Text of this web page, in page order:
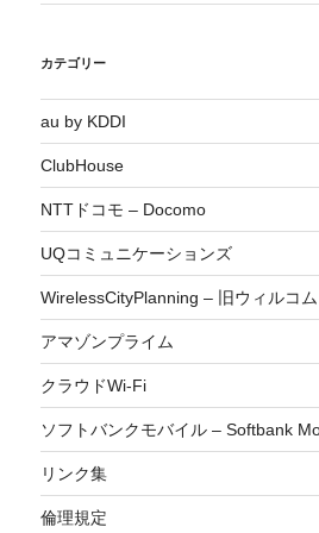
カテゴリー
au by KDDI
ClubHouse
NTTドコモ – Docomo
UQコミュニケーションズ
WirelessCityPlanning – 旧ウィルコム
アマゾンプライム
クラウドWi-Fi
ソフトバンクモバイル – Softbank
リンク集
倫理規定